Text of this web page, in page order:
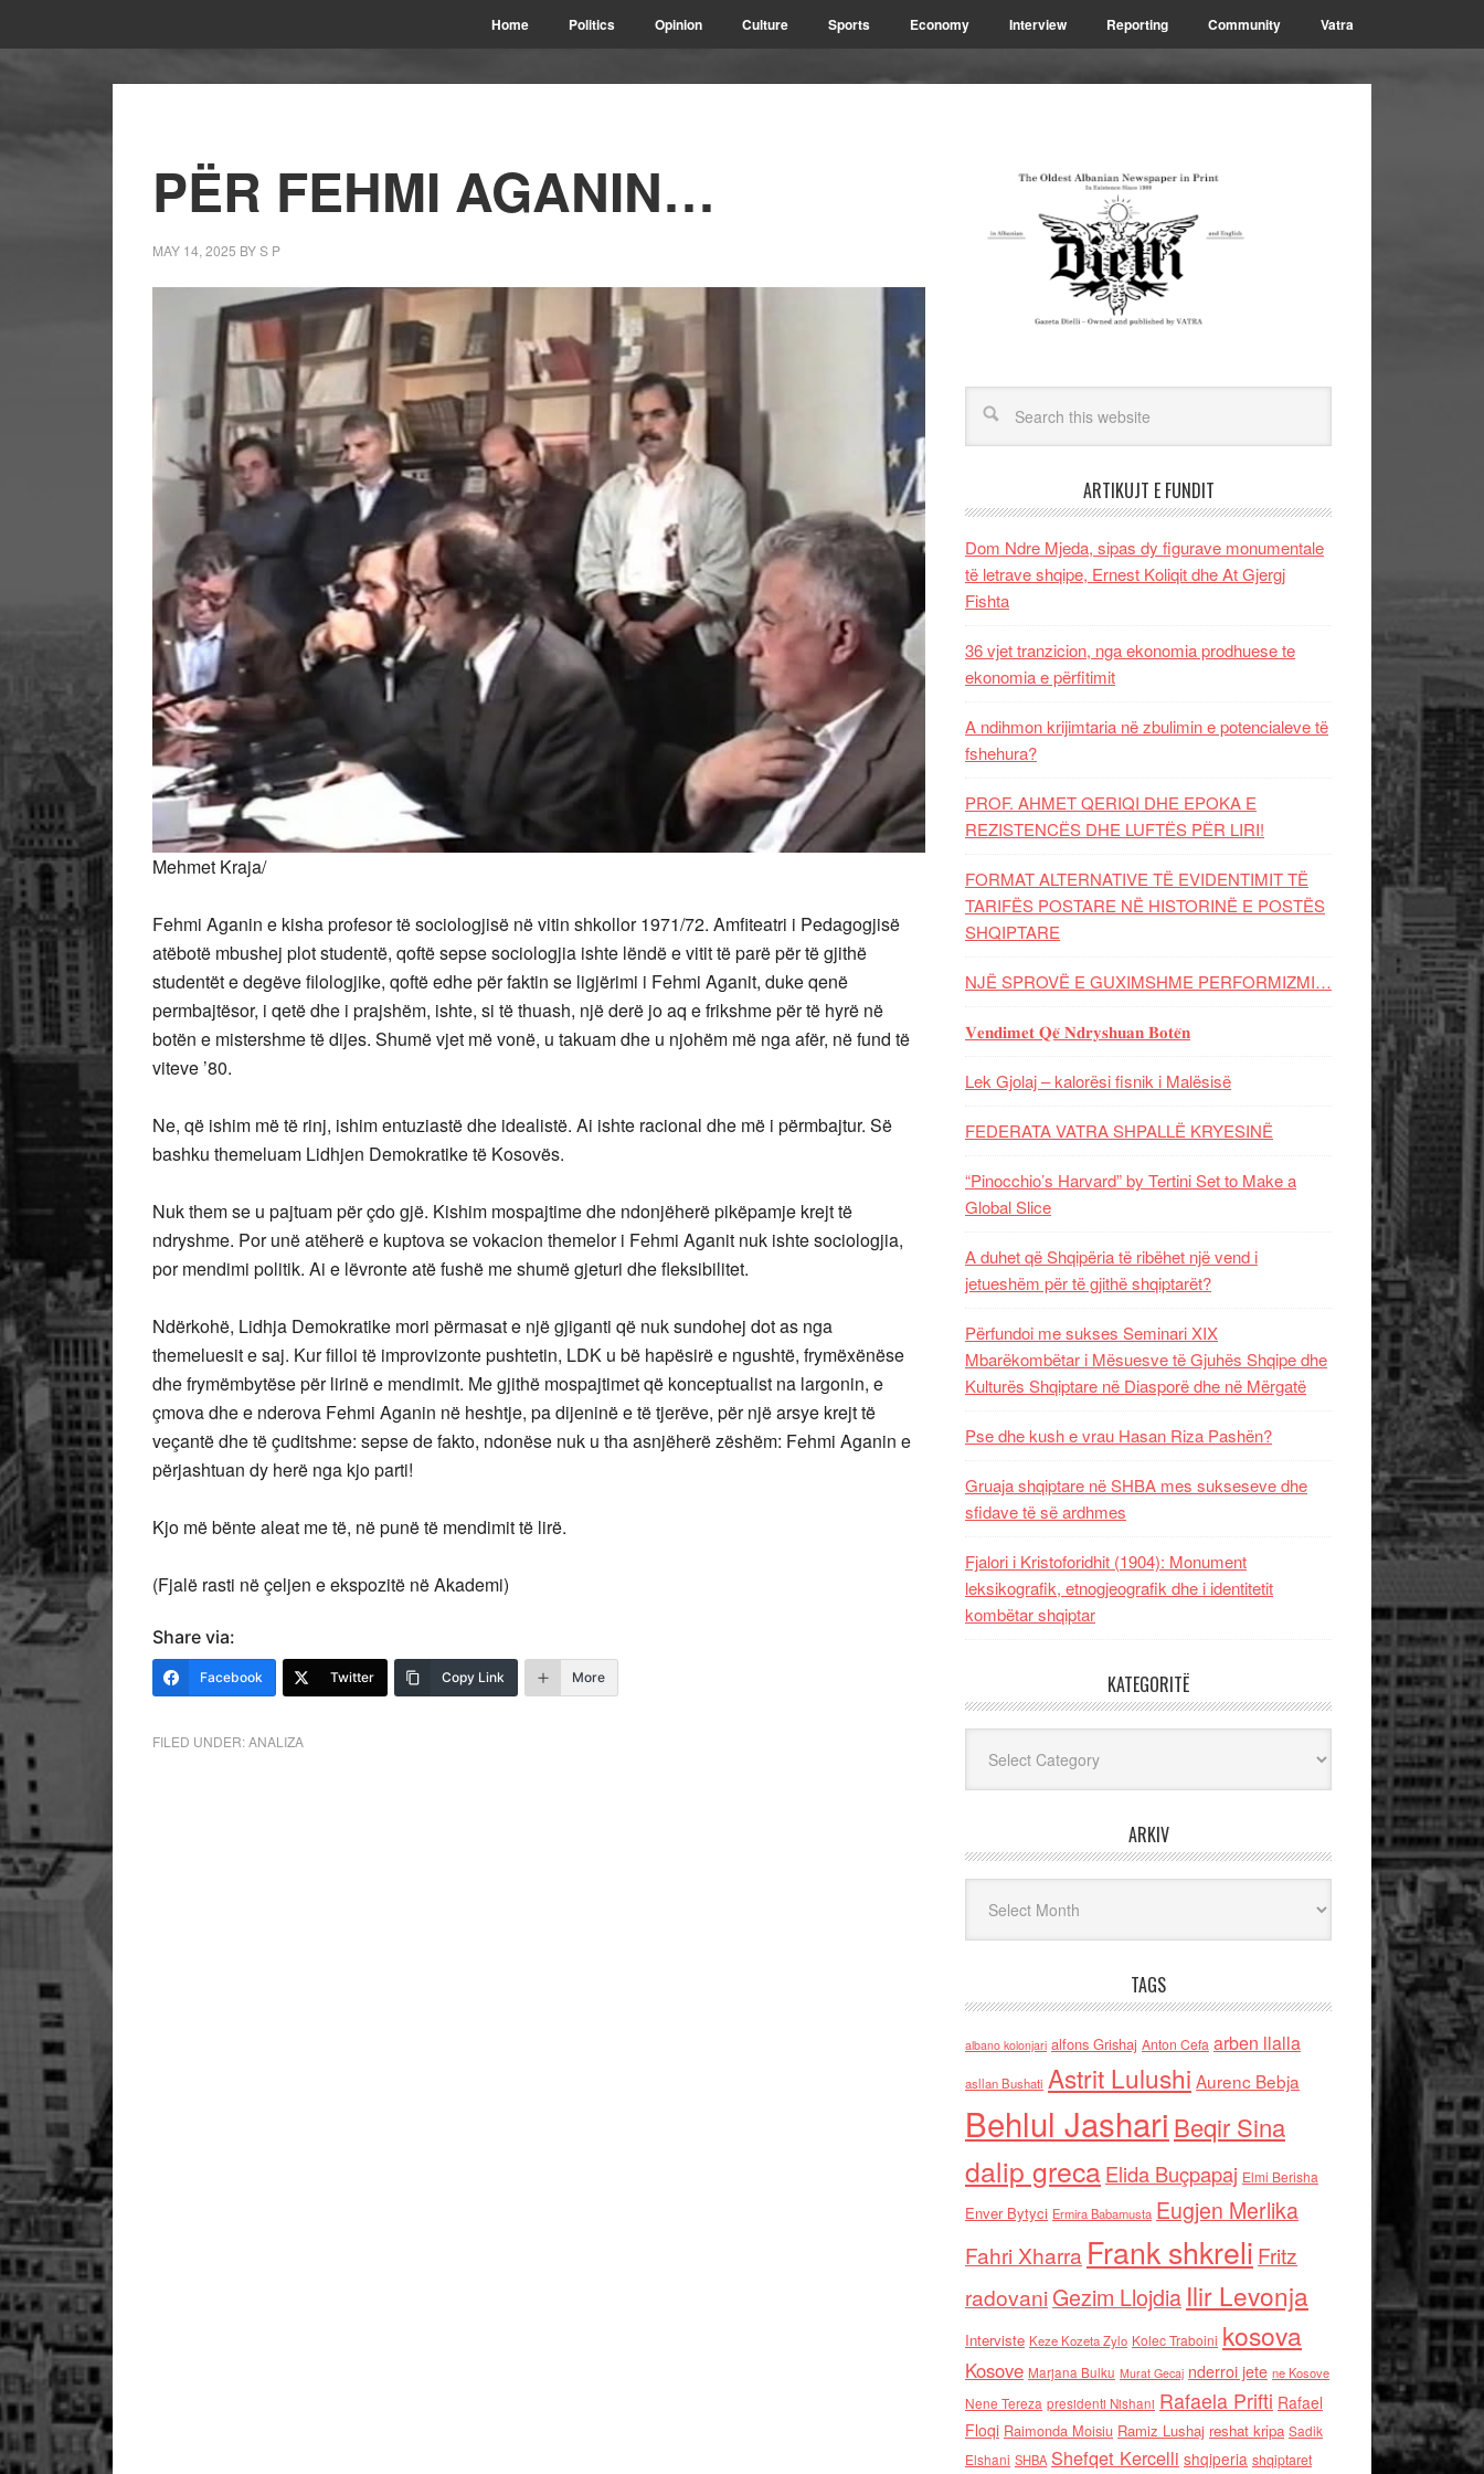
Home Politics Opinion Culture Sports Economy Interview Reporting Community Vatra
PËR FEHMI AGANIN…
MAY 14, 2025 BYS P
Mehmet Kraja/
Fehmi Aganin e kisha profesor të sociologjisë në vitin shkollor 1971/72. Amfiteatri i Pedagogjisë
atëbotë mbushej plot studentë, qoftë sepse sociologjia ishte lëndë e vitit të parë për të gjithë
studentët e degëve filologjike, qoftë edhe për faktin se ligjërimi i Fehmi Aganit, duke qenë
permbajtësor, i qetë dhe i prajshëm, ishte, si të thuash, një derë jo aq e frikshme për të hyrë në
botën e mistershme të dijes. Shumë vjet më vonë, u takuam dhe u njohëm më nga afër, në fund të
viteve ’80.
Ne, që ishim më të rinj, ishim entuziastë dhe idealistë. Ai ishte racional dhe më i përmbajtur. Së
bashku themeluam Lidhjen Demokratike të Kosovës.
Nuk them se u pajtuam për çdo gjë. Kishim mospajtime dhe ndonjëherë pikëpamje krejt të
ndryshme. Por unë atëherë e kuptova se vokacion themelor i Fehmi Aganit nuk ishte sociologjia,
por mendimi politik. Ai e lëvronte atë fushë me shumë gjeturi dhe fleksibilitet.
Ndërkohë, Lidhja Demokratike mori përmasat e një gjiganti që nuk sundohej dot as nga
themeluesit e saj. Kur filloi të improvizonte pushtetin, LDK u bë hapësirë e ngushtë, frymëxënëse
dhe frymëmbytëse për lirinë e mendimit. Me gjithë mospajtimet që konceptualist na largonin, e
çmova dhe e nderova Fehmi Aganin në heshtje, pa dijeninë e të tjerëve, për një arsye krejt të
veçantë dhe të çuditshme: sepse de fakto, ndonëse nuk u tha asnjëherë zëshëm: Fehmi Aganin e
përjashtuan dy herë nga kjo parti!
Kjo më bënte aleat me të, në punë të mendimit të lirë.
(Fjalë rasti në çeljen e ekspozitë në Akademi)
Share via:
Facebook Twitter Copy Link More
FILED UNDER:ANALIZA
ARTIKUJT E FUNDIT
Dom Ndre Mjeda, sipas dy figurave monumentale
të letrave shqipe, Ernest Koliqit dhe At Gjergj
Fishta
36 vjet tranzicion, nga ekonomia prodhuese te
ekonomia e përfitimit
A ndihmon krijimtaria në zbulimin e potencialeve të
fshehura?
PROF. AHMET QERIQI DHE EPOKA E
REZISTENCЁS DHE LUFTЁS PЁR LIRI!
FORMAT ALTERNATIVE TË EVIDENTIMIT TË
TARIFËS POSTARE NË HISTORINË E POSTËS
SHQIPTARE
NJË SPROVË E GUXIMSHME PERFORMIZMI…
𝐕𝐞𝐧𝐝𝐢𝐦𝐞𝐭 𝐐𝐞̈ 𝐍𝐝𝐫𝐲𝐬𝐡𝐮𝐚𝐧 𝐁𝐨𝐭𝐞̈𝐧
Lek Gjolaj – kalorësi fisnik i Malësisë
FEDERATA VATRA SHPALLË KRYESINË
“Pinocchio’s Harvard” by Tertini Set to Make a
Global Slice
A duhet që Shqipëria të ribëhet një vend i
jetueshëm për të gjithë shqiptarët?
Përfundoi me sukses Seminari XIX
Mbarëkombëtar i Mësuesve të Gjuhës Shqipe dhe
Kulturës Shqiptare në Diasporë dhe në Mërgatë
Pse dhe kush e vrau Hasan Riza Pashën?
Gruaja shqiptare në SHBA mes sukseseve dhe
sfidave të së ardhmes
Fjalori i Kristoforidhit (1904): Monument
leksikografik, etnogjeografik dhe i identitetit
kombëtar shqiptar
KATEGORITË
ARKIV
TAGS
albano kolonjari alfons Grishaj Anton Cefa arben llalla
asllan Bushati Astrit Lulushi Aurenc Bebja
Behlul Jashari Beqir Sina
dalip grecaElida Buçpapaj Elmi Berisha
Enver Bytyci Ermira Babamusta Eugjen Merlika
Fahri Xharra Frank shkreli Fritz
radovaniGezim Llojdia Ilir Levonja
Interviste Keze Kozeta Zylo Kolec Traboini kosova
Kosove Marjana Bulku Murat Gecaj nderroi jete ne Kosove
Nene Tereza presidenti Nishani Rafaela Prifti Rafael
Floqi Raimonda Moisiu Ramiz Lushaj reshat kripa Sadik
Elshani SHBA Shefqet Kercelli shqiperia shqiptaret